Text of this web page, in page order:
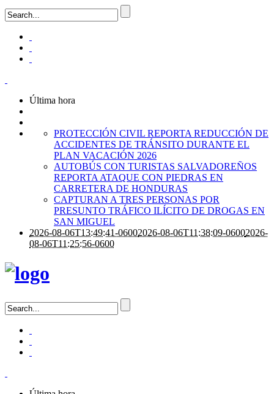
Última hora
PROTECCIÓN CIVIL REPORTA REDUCCIÓN DE
ACCIDENTES DE TRÁNSITO DURANTE EL
PLAN VACACIÓN 2026
AUTOBÚS CON TURISTAS SALVADOREÑOS
REPORTA ATAQUE CON PIEDRAS EN
CARRETERA DE HONDURAS
CAPTURAN A TRES PERSONAS POR
PRESUNTO TRÁFICO ILÍCITO DE DROGAS EN
SAN MIGUEL
2026-08-06T13:49:41-06002026-08-06T11:38:09-06002026-
08-06T11:25:56-0600